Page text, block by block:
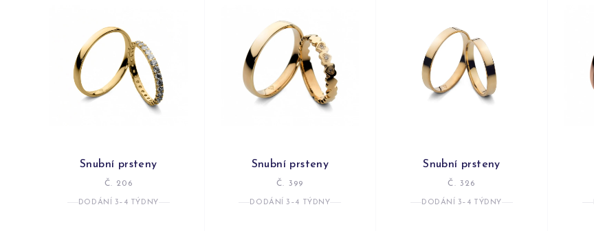
Snubní prsteny
Č. 206
DODÁNÍ 3–4 TÝDNY
Snubní prsteny
Č. 399
DODÁNÍ 3–4 TÝDNY
Snubní prsteny
Č. 326
DODÁNÍ 3–4 TÝDNY